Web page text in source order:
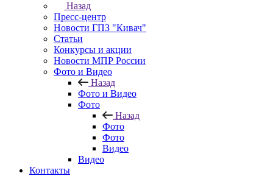
Назад
Пресс-центр
Новости ГПЗ "Кивач"
Статьи
Конкурсы и акции
Новости МПР России
Фото и Видео
Назад
Фото и Видео
Фото
Назад
Фото
Фото
Видео
Видео
Контакты